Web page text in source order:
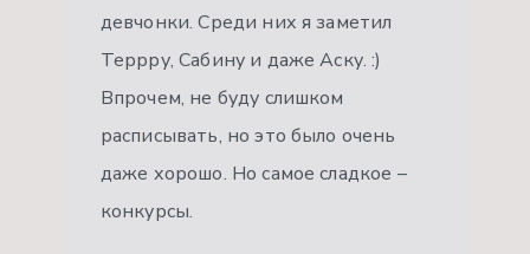
девчонки. Среди них я заметил
Террру, Сабину и даже Аску. :)
Впрочем, не буду слишком
расписывать, но это было очень
даже хорошо. Но самое сладкое –
конкурсы.